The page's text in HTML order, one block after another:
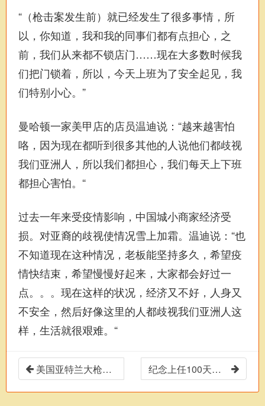
“（枪击案发生前）就已经发生了很多事情，所
以，你知道，我和我的同事们都有点担心，之
前，我们从来都不锁店门……现在大多数时候我
们把门锁着，所以，今天上班为了安全起见，我
们特别小心。”
曼哈顿一家美甲店的店员温迪说：“越来越害怕
咯，因为现在都听到很多其他的人说他们都歧视
我们亚洲人，所以我们都担心，我们每天上下班
都担心害怕。“
过去一年来受疫情影响，中国城小商家经济受
损。对亚裔的歧视使情况雪上加霜。温迪说：“也
不知道现在这种情况，老板能坚持多久，希望疫
情快结束，希望慢慢好起来，大家都会好过一
点。。。现在这样的状况，经济又不好，人身又
不安全，然后好像这里的人都歧视我们亚洲人这
样，生活就很艰难。“
美国亚特兰大枪击案受害者身份全部确认 纪念上任100天，美总统拜登将与夫人访问佐治亚州